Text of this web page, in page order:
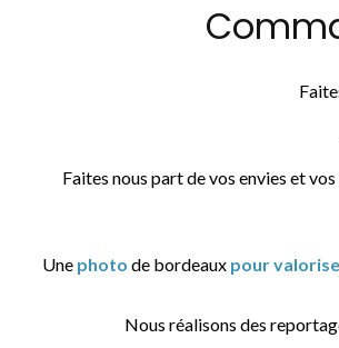
Faites nous part de vos envies et
Une photo de bordeaux pour
Nous réalisons des